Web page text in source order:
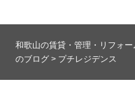
和歌山の賃貸・管理・リフォ
のブログ > プチレジデンス